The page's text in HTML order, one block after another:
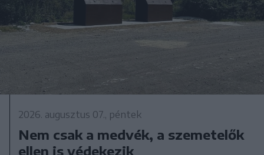
2026. augusztus 07., péntek
Nem csak a medvék, a szemetelők
ellen is védekezik